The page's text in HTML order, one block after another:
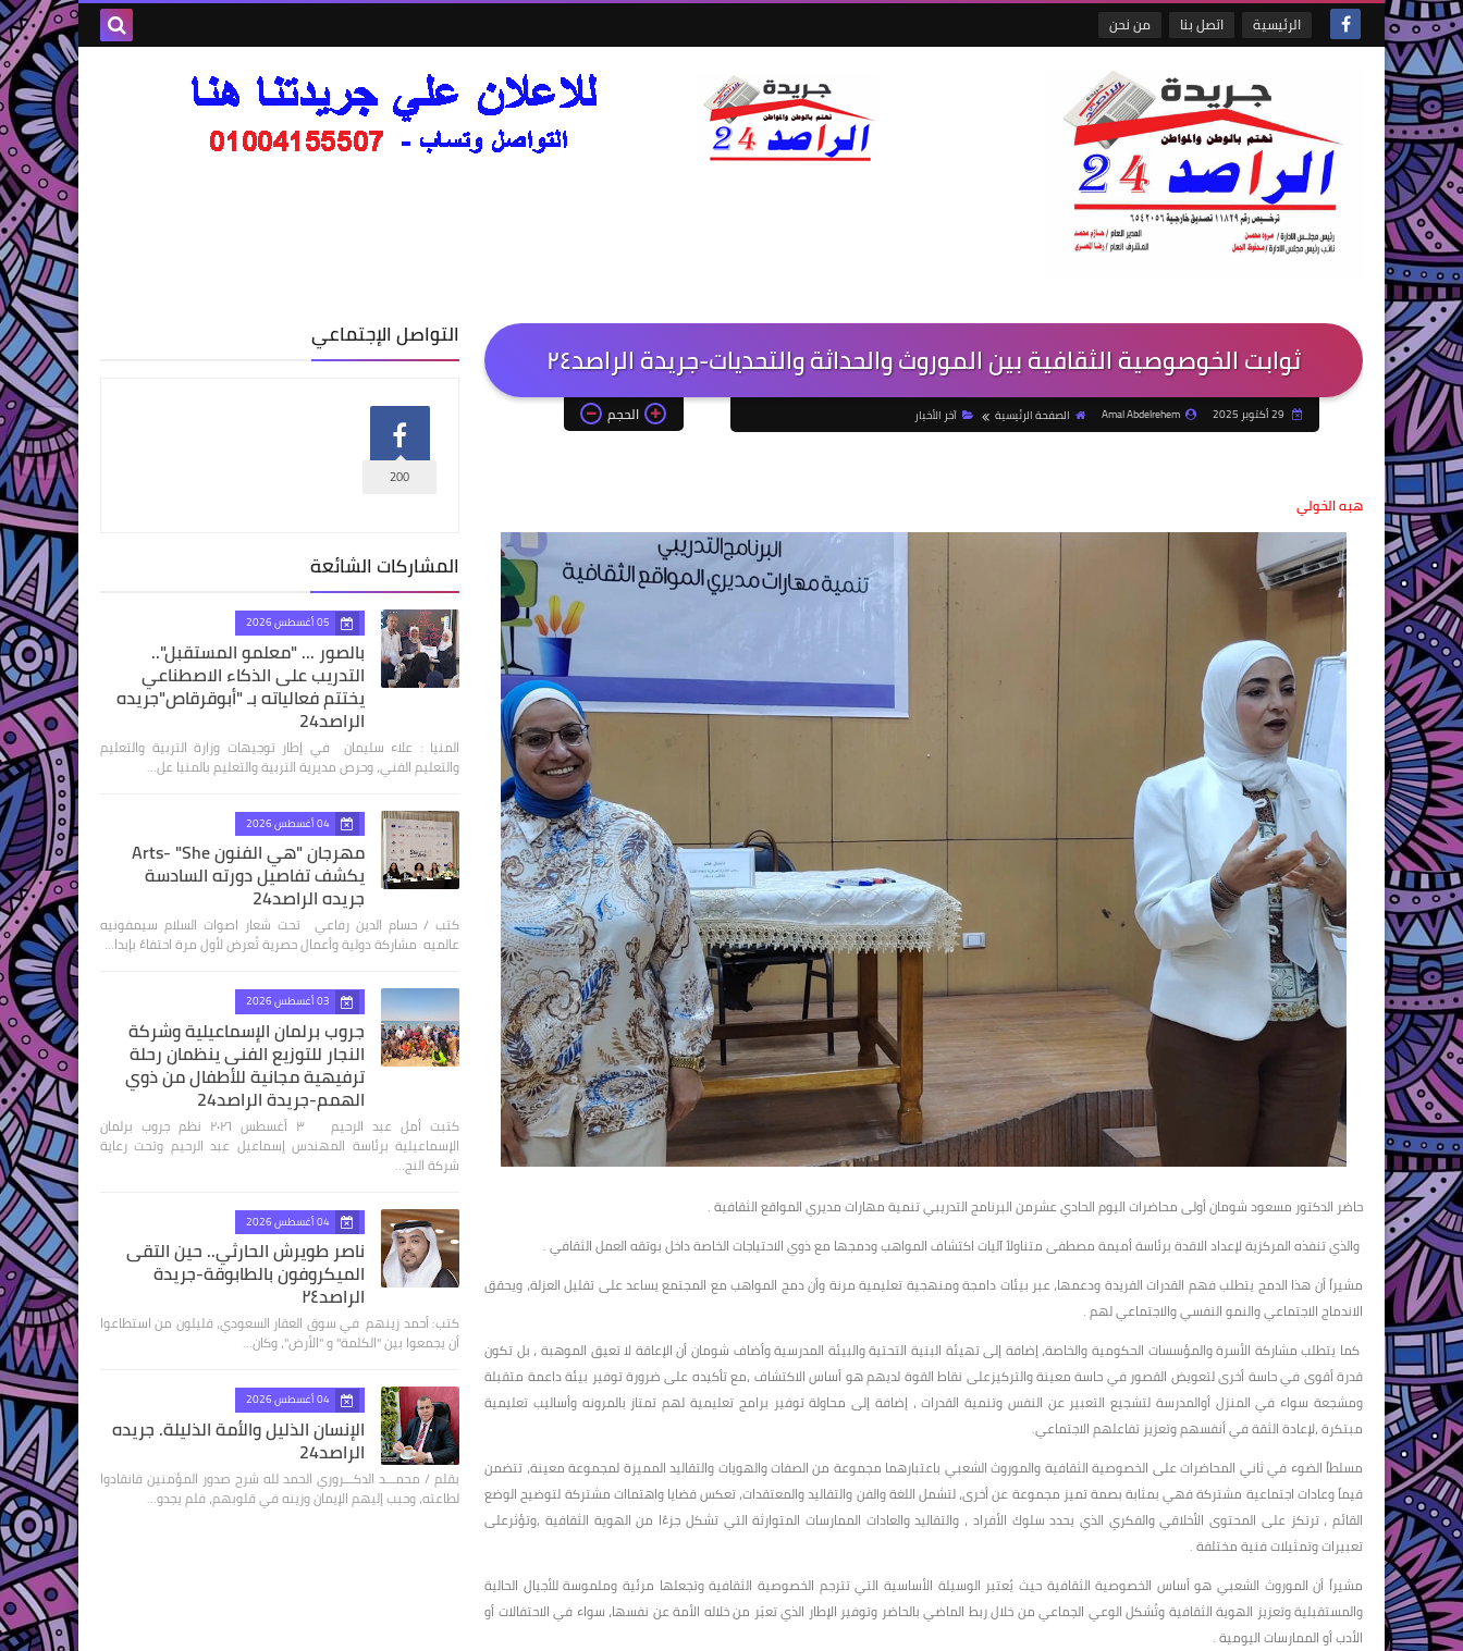
الرئيسية اتصل بنا من نحن
ثوابت الخوصوصية الثقافية بين الموروث والحداثة والتحديات-جريدة الراصد٢٤
Amal Abdelrehem الصفحة الرئيسية آخر الأخبار الحجم
هبه الخولي
حاضر الدكتور مسعود شومان أولى محاضرات اليوم الحادي عشرمن البرنامج التدريبي تنمية مهارات مديري المواقع الثقافية .
والذي تنفذه المركزية لإعداد الاقدة برئاسة أميمة مصطفى متناولاً آليات اكتشاف المواهب ودمجها مع ذوي الاحتياجات الخاصة داخل بوتقه العمل الثقافي .
مشيراً أن هذا الدمج يتطلب فهم القدرات الفريدة ودعمها، عبر بيئات دامجة ومنهجية تعليمية مرنة وأن دمج المواهب مع المجتمع يساعد على تقليل العزلة، ويحقق
الاندماج الاجتماعي والنمو النفسي والاجتماعي لهم .
كما يتطلب مشاركة الأسرة والمؤسسات الحكومية والخاصة، إضافة إلى تهيئة البنية التحتية والبيئة المدرسية وأضاف شومان أن الإعاقة لا تعيق الموهبة ، بل تكون
قدرة أقوى في حاسة أخرى لتعويض القصور في حاسة معينة والتركيزعلى نقاط القوة لديهم هو أساس الاكتشاف ،مع تأكيده على ضرورة توفير بيئة داعمة متقبلة
ومشجعة سواء في المنزل أوالمدرسة لتشجيع التعبير عن النفس وتنمية القدرات ، إضافة إلى محاولة توفير برامج تعليمية لهم تمتاز بالمرونه وأساليب تعليمية
مبتكرة ،لإعادة الثقة في أنفسهم وتعزيز تفاعلهم الاجتماعي.
مسلطاً الضوء في ثاني المحاضرات على الخصوصية الثقافية والموروث الشعبي باعتبارهما مجموعة من الصفات والهويات والتقاليد المميزة لمجموعة معينة، تتضمن
قيماً وعادات اجتماعية مشتركة فهي بمثابة بصمة تميز مجموعة عن أخرى، لتشمل اللغة والفن والتقاليد والمعتقدات، تعكس قضايا واهتماات مشتركة لتوضيح الوضع
القائم ، ترتكز على المحتوى الأخلاقي والفكري الذي يحدد سلوك الأفراد ، والتقاليد والعادات الممارسات المتوارثة التي تشكل جزءًا من الهوية الثقافية ،وتؤثرعلى
تعبيرات وتمثيلات فنية مختلفة .
مشيراً أن الموروث الشعبي هو أساس الخصوصية الثقافية حيث يُعتبر الوسيلة الأساسية التي تترجم الخصوصية الثقافية وتجعلها مرئية وملموسة للأجيال الحالية
والمستقبلية وتعزيز الهوية الثقافية وتُشكل الوعي الجماعي من خلال ربط الماضي بالحاضر وتوفير الإطار الذي تعبّر من خلاله الأمة عن نفسها، سواء في الاحتفالات أو
الأدب أو الممارسات اليومية .
التواصل الإجتماعي
200
المشاركات الشائعة
05 أغسطس 2026
بالصور ... "معلمو المستقبل"..
التدريب على الذكاء الاصطناعي
يختتم فعالياته بـ "أبوقرقاص"جريده
الراصد24
المنيا : علاء سليمان في إطار توجيهات وزارة التربية والتعليم
والتعليم الفني، وحرص مديرية التربية والتعليم بالمنيا عل…
04 أغسطس 2026
مهرجان "هي الفنون Arts- "She
يكشف تفاصيل دورته السادسة
جريده الراصد24
كتب / حسام الدين رفاعي تحت شعار اصوات السلام سيمفونيه
عالميه مشاركة دولية وأعمال حصرية تُعرض لأول مرة احتفاءً بإبدا…
03 أغسطس 2026
جروب برلمان الإسماعيلية وشركة
النجار للتوزيع الفنى ينظمان رحلة
ترفيهية مجانية للأطفال من ذوي
الهمم-جريدة الراصد24
كتبت أمل عبد الرحيم ٣ أغسطس ٢٠٢٦ نظم جروب برلمان
الإسماعيلية برئاسة المهندس إسماعيل عبد الرحيم وتحت رعاية
شركة النج…
04 أغسطس 2026
ناصر طويرش الحارثي.. حين التقى
الميكروفون بالطابوقة-جريدة
الراصد٢٤
كتب: أحمد زينهم في سوق العقار السعودي، قليلون من استطاعوا
أن يجمعوا بين "الكلمة" و "الأرض"، وكان…
04 أغسطس 2026
الإنسان الذليل والأمة الذليلة. جريده
الراصد24
بقلم / محمـــد الدكـــروري الحمد لله شرح صدور المؤمنين فانقادوا
لطاعته، وحبب إليهم الإيمان وزينه في قلوبهم، فلم يجدو…